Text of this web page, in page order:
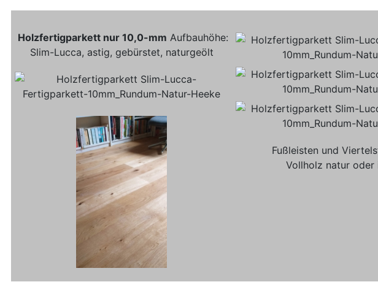
Holzfertigparkett nur 10,0-mm Aufbauhöhe:
Slim-Lucca, astig, gebürstet, naturgeölt
Fußleisten und
Vollholz natur oder